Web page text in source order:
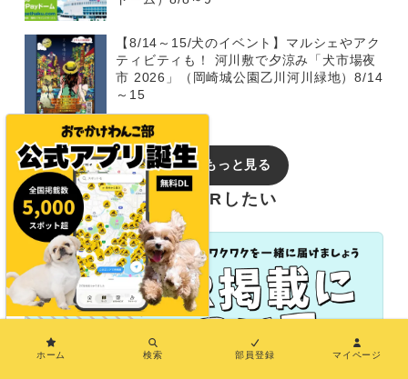
【8/14～15/犬のイベント】マルシェやアク
ティビティも！ 河川敷で夕涼み「犬市場夜
市 2026」（岡崎城公園乙川河川緑地）8/14
～15
イベントをもっと見る
おでかけわんこ部でPRしたい
ホーム 検索 部員登録 マイページ